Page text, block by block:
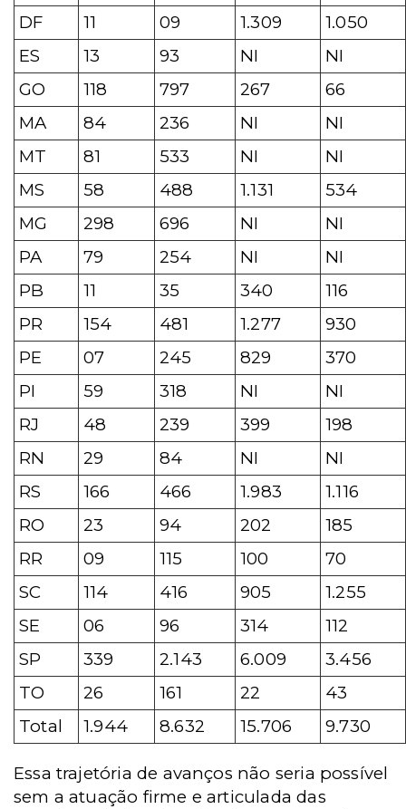
DF
11 09 1.309
1.050
ES
13 93 NI
NI
GO
118 797 267
66
MA
84 236 NI
NI
MT
81 533 NI
NI
MS
58 488 1.131
534
MG
298 696 NI
NI
PA
79 254 NI
NI
PB
11 35 340
116
PR
154 481 1.277
930
PE
07 245 829
370
PI
59 318 NI
NI
RJ
48 239 399
198
RN
29 84 NI
NI
RS
166 466 1.983
1.116
RO
23 94 202
185
RR
09 115 100
70
SC
114 416 905
1.255
SE
06 96 314
112
SP
339 2.143 6.009
3.456
TO
26 161 22
43
Total
1.944 8.632 15.706 9.730
Essa trajetória de avanços não seria possível
sem a atuação firme e articulada das